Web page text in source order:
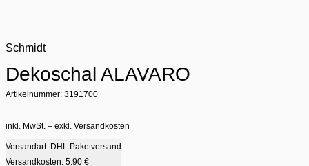
Schmidt
Dekoschal ALAVARO
Artikelnummer: 3191700
inkl. MwSt. – exkl. Versandkosten
Versandart: DHL Paketversand
Versandkosten: 5.90 €